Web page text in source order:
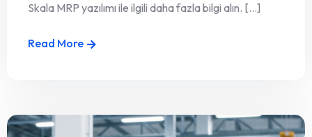
Skala MRP yazılımı ile ilgili daha fazla bilgi alın. [...]
Read More